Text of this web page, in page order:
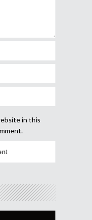
in this